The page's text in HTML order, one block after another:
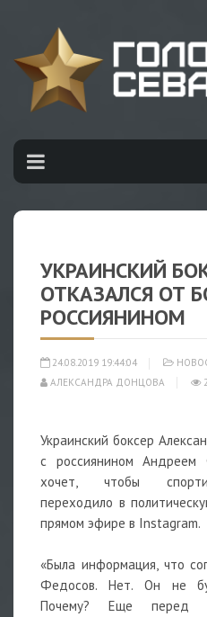
УКРАИНСКИЙ
ОТКАЗАЛСЯ ОТ
РОССИЯНИНОМ
24.08.2019 19:44:04
АЛЕКСАНДРА ДОНЦОВА
Украинский боксер
с россиянином
хочет, чтобы
переходило в
прямом эфире в Instagram.
«Была информация, что
Федосов. Нет. Он не
Почему? Еще перед